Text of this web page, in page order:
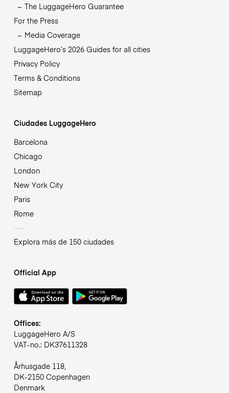
The LuggageHero Guarantee
For the Press
Media Coverage
LuggageHero’s 2026 Guides for all cities
Privacy Policy
Terms & Conditions
Sitemap
Ciudades LuggageHero
Barcelona
Chicago
London
New York City
Paris
Rome
Explora más de 150 ciudades
Official App
Offices:
LuggageHero A/S
VAT-no.: DK37611328
Århusgade 118,
DK-2150 Copenhagen
Denmark